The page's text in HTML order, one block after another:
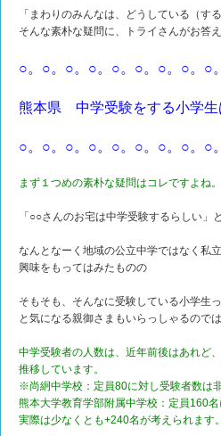
「まわりのみんなは、どうしている（す
そんな素朴な疑問に、トライさんがお答
○。○。○。○。○。○。○。○。○
熊本県 中学受験をする小学生
○。○。○。○。○。○。○。○。○
まず１つめの素朴な疑問はコレですよね。
「○○さんのお宅は中学受験するらしい」
なんとなーく地域の公立中学ではなく私
興味をもってはみたものの
そもそも、そんなに受験している小学生
と気になる親御さまもいらっしゃるので
中学受験者の人数は、近年前後はあれど
推移しています。
※尚絅中学校：定員80に対し受験者数は非
熊本大学教育学部附属中学校：定員160名
実際は少なくとも+240名が考えられます。